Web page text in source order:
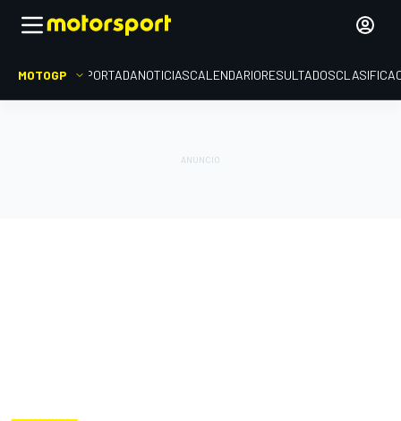
MOTOGP PORTADANOTICIASCALENDARIORESULTADOS